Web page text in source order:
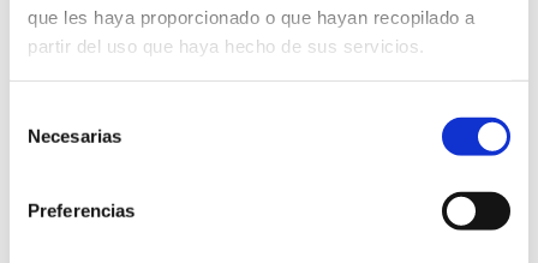
que les haya proporcionado o que hayan recopilado a
partir del uso que haya hecho de sus servicios.
Necesarias
Preferencias